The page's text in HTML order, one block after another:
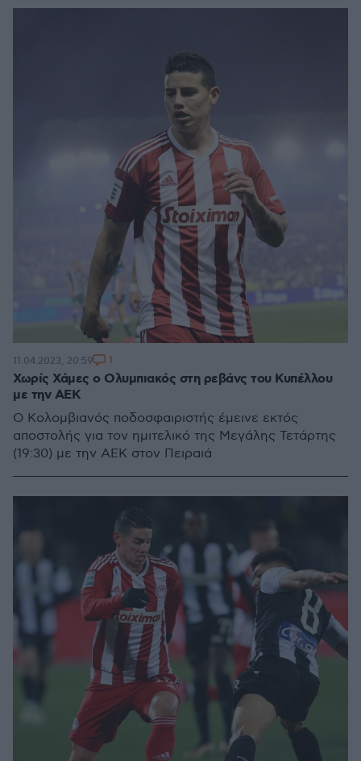
Χωρίς Χάμες ο Ολυμπιακός στη ρεβάνς του Κυπέλλου
με την ΑΕΚ
Ο Κολομβιανός ποδοσφαιριστής έμεινε εκτός
αποστολής για τον ημιτελικό της Μεγάλης Τετάρτης
(19:30) με την ΑΕΚ στον Πειραιά
11.04.2023, 20:59 1